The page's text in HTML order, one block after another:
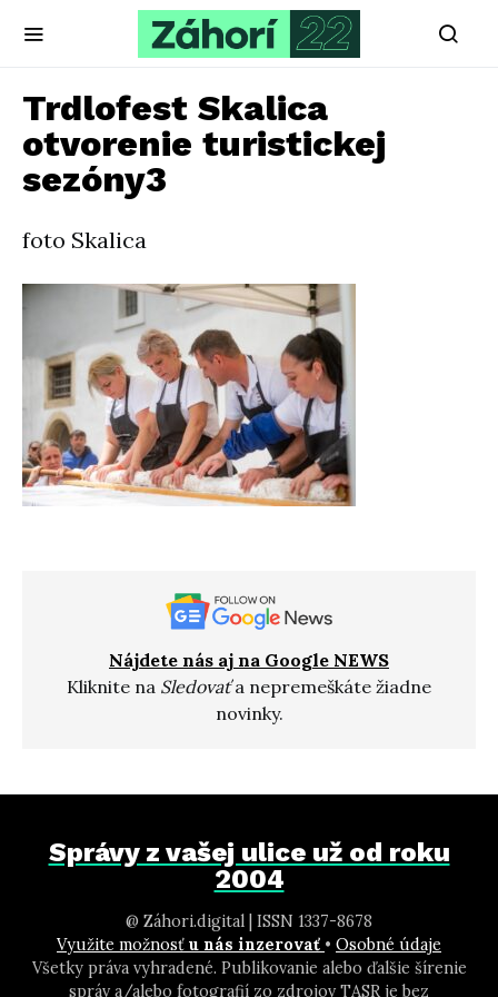
Trdlofest Skalica
otvorenie turistickej
sezóny3
foto Skalica
Nájdete nás aj na Google NEWS
Kliknite na Sledovaťa nepremeškáte žiadne
novinky.
Správy z vašej ulice už od roku
2004
@ Záhori.digital | ISSN 1337-8678
Využite možnosť u nás inzerovať • Osobné údaje
Všetky práva vyhradené. Publikovanie alebo ďalšie šírenie
správ a/alebo fotografií zo zdrojov TASR je bez